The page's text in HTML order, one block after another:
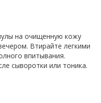
на очищенную кожу
Втирайте легкими
впитывания.
сыворотки или тоника.